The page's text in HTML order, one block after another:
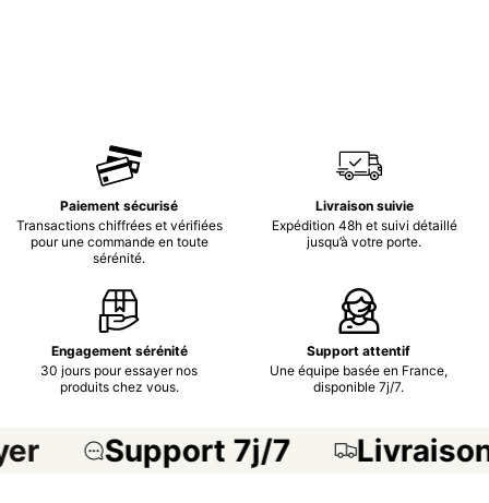
Paiement sécurisé
Transactions chiffrées et vérifiées
pour une commande en toute
sérénité.
Livraison suivie
Expédition 48h et suivi détaillé
jusqu’à votre porte.
Engagement sérénité
30 jours pour essayer nos
produits chez vous.
Support attentif
Une équipe basée en France,
disponible 7j/7.
Support 7j/7 Livraison